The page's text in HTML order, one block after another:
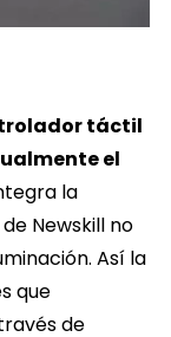
táctil
el
la
Newskill no
Así la
que
de